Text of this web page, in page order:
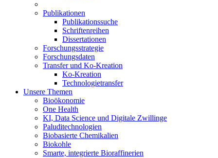
Publikationen
Publikationssuche
Schriftenreihen
Dissertationen
Forschungsstrategie
Forschungsdaten
Transfer und Ko-Kreation
Ko-Kreation
Technologietransfer
Unsere Themen
Bioökonomie
One Health
KI, Data Science und Digitale Zwillinge
Paluditechnologien
Biobasierte Chemikalien
Biokohle
Smarte, integrierte Bioraffinerien